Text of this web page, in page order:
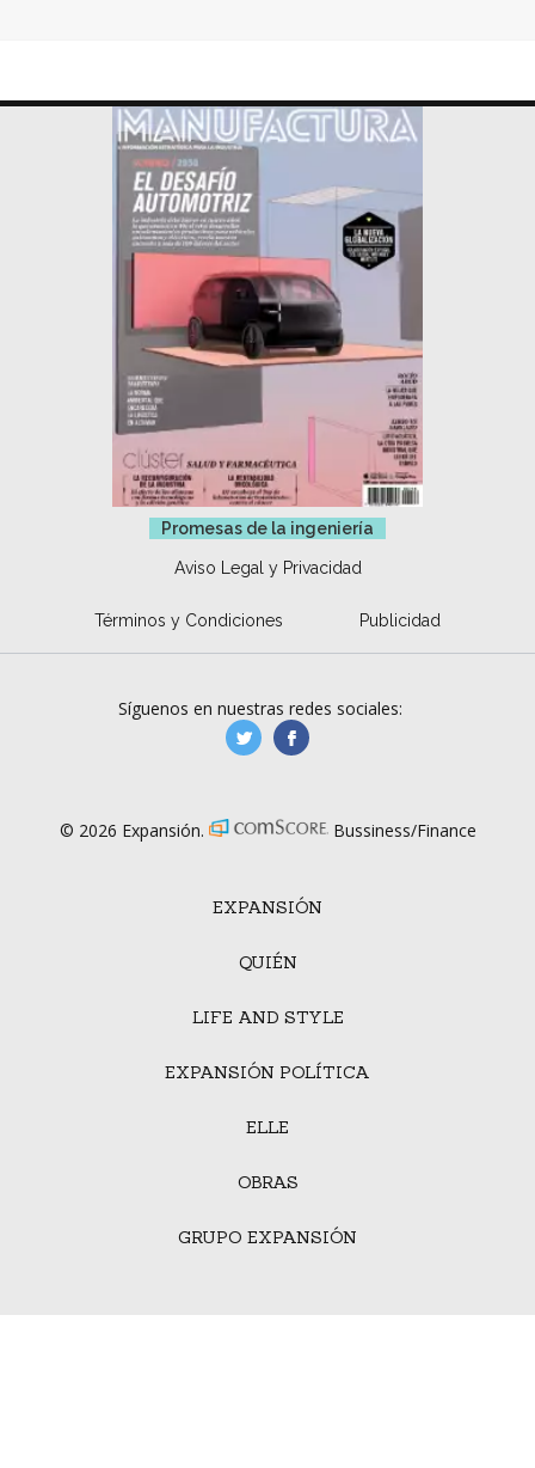
Promesas de la ingeniería
Aviso Legal y Privacidad
Términos y Condiciones Publicidad
EXPANSIÓN
QUIÉN
LIFE AND STYLE
EXPANSIÓN POLÍTICA
ELLE
OBRAS
GRUPO EXPANSIÓN
Síguenos en nuestras redes sociales:
manufacturaGE
© 2026 Expansión. Bussiness/Finance